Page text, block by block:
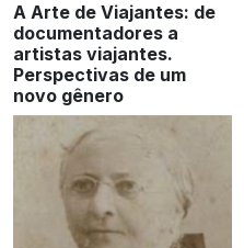
A Arte de Viajantes: de
documentadores a
artistas viajantes.
Perspectivas de um
novo gênero